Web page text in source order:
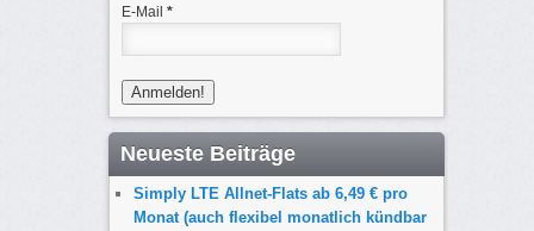
E-Mail *
Neueste Beiträge
Simply LTE Allnet-Flats ab 6,49 € pro
Monat (auch flexibel monatlich kündbar